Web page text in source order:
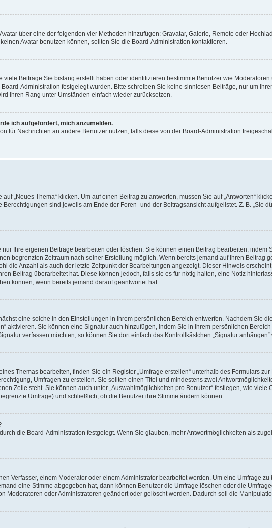
über eine der folgenden vier Methoden hinzufügen: Gravatar, Galerie, Remote oder
Avatar benutzen können, sollten Sie die Board-Administration kontaktieren.
Beiträge Sie bislang erstellt haben oder identifizieren bestimmte Benutzer wie
Administration festgelegt wurden. Bitte schreiben Sie keine sinnlosen Beiträge, nur um
Ihren Rang unter Umständen einfach wieder zurücksetzen.
ich aufgefordert, mich anzumelden.
für Nachrichten an andere Benutzer nutzen, falls diese von der Board-Administration
„Neues Thema“ klicken. Um auf einen Beitrag zu antworten, müssen Sie auf „Antworten“
sind jeweils am Ende der Foren- und der Beitragsansicht aufgelistet. Z. B. „Sie
Ihre eigenen Beiträge bearbeiten oder löschen. Sie können einen Beitrag bearbeiten, indem
begrenzten Zeitraum nach seiner Erstellung möglich. Wenn bereits jemand auf Ihren Beitrag
die Anzahl als auch der letzte Zeitpunkt der Bearbeitungen angezeigt. Dieser Hinweis
Beitrag überarbeitet hat. Diese können jedoch, falls sie es für nötig halten, eine Notiz
können, wenn bereits jemand darauf geantwortet hat.
eine solche in den Einstellungen in Ihrem persönlichen Bereich entwerfen. Nachdem Sie
aktivieren. Sie können eine Signatur auch hinzufügen, indem Sie in Ihrem persönlichen
verfassen möchten, so können Sie dort einfach das Kontrollkästchen „Signatur
Themas bearbeiten, finden Sie ein Register „Umfrage erstellen“ unterhalb des Formulars
Umfragen zu erstellen. Sie sollten einen Titel und mindestens zwei
Zeile steht. Sie können auch unter „Auswahlmöglichkeiten pro Benutzer“ festlegen, wie
Umfrage) und schließlich, ob die Benutzer ihre Stimme ändern können.
die Board-Administration festgelegt. Wenn Sie glauben, mehr Antwortmöglichkeiten als
Verfasser, einem Moderator oder einem Administrator bearbeitet werden. Um eine Umfrage
eine Stimme abgegeben hat, dann können Benutzer die Umfrage löschen oder die
Moderatoren oder Administratoren geändert oder gelöscht werden. Dadurch soll die